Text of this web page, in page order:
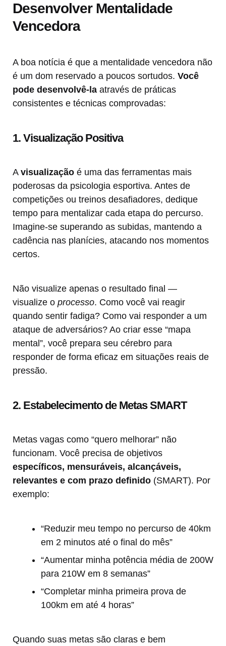
Desenvolver Mentalidade
Vencedora
A boa notícia é que a mentalidade vencedora não
é um dom reservado a poucos sortudos. Você
pode desenvolvê-la através de práticas
consistentes e técnicas comprovadas:
1. Visualização Positiva
A visualização é uma das ferramentas mais
poderosas da psicologia esportiva. Antes de
competições ou treinos desafiadores, dedique
tempo para mentalizar cada etapa do percurso.
Imagine-se superando as subidas, mantendo a
cadência nas planícies, atacando nos momentos
certos.
Não visualize apenas o resultado final —
visualize o processo. Como você vai reagir
quando sentir fadiga? Como vai responder a um
ataque de adversários? Ao criar esse “mapa
mental”, você prepara seu cérebro para
responder de forma eficaz em situações reais de
pressão.
2. Estabelecimento de Metas SMART
Metas vagas como “quero melhorar” não
funcionam. Você precisa de objetivos
específicos, mensuráveis, alcançáveis,
relevantes e com prazo definido (SMART). Por
exemplo:
“Reduzir meu tempo no percurso de 40km
em 2 minutos até o final do mês”
“Aumentar minha potência média de 200W
para 210W em 8 semanas”
“Completar minha primeira prova de
100km em até 4 horas”
Quando suas metas são claras e bem